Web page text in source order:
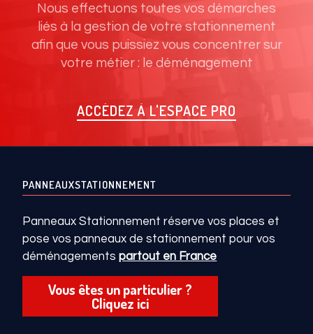
Nous effectuons toutes vos démarches
liés à la gestion de votre stationnement
afin que vous puissiez vous concentrer sur
votre métier : le déménagement
ACCÉDEZ À L'ESPACE PRO
PANNEAUXSTATIONNEMENT
Panneaux Stationnement réserve vos places et
pose vos panneaux de stationnement pour vos
déménagementspartout en France
Vous êtes un particulier ?
Cliquez ici